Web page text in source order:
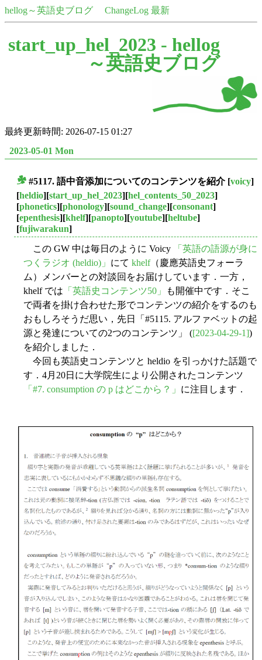
hellog～英語史ブログ ChangeLog 最新
start_up_hel_2023 - hellog
～英語史ブログ
最終更新時間: 2026-07-15 01:27
2023-05-01 Mon
#5117. 語中音添加についてのコンテンツを紹介[voicy]
[heldio][start_up_hel_2023][hel_contents_50_2023]
[phonetics][phonology][sound_change][consonant]
[epenthesis][khelf][panopto][youtube][heltube]
[fujiwarakun]
この GW 中は毎日のように Voicy
「英語の語源が身に
つくラジオ (heldio)」 にて khelf（慶應英語史フォーラ
ム）メンバーとの対談回をお届けしています．一方，
khelf では 「英語史コンテンツ50」
も開催中です．そこ
で両者を掛け合わせた形でコンテンツの紹介をするのも
おもしろそうだ思い，先日「#5115. アルファベットの起
源と発達についての2つのコンテンツ」 ([2023-04-29-1])
を紹介しました．
今回も英語史コンテンツと heldio を引っかけた話題で
す．4月20日に大学院生により公開されたコンテンツ
「#7. consumption の p はどこから？」 に注目します．